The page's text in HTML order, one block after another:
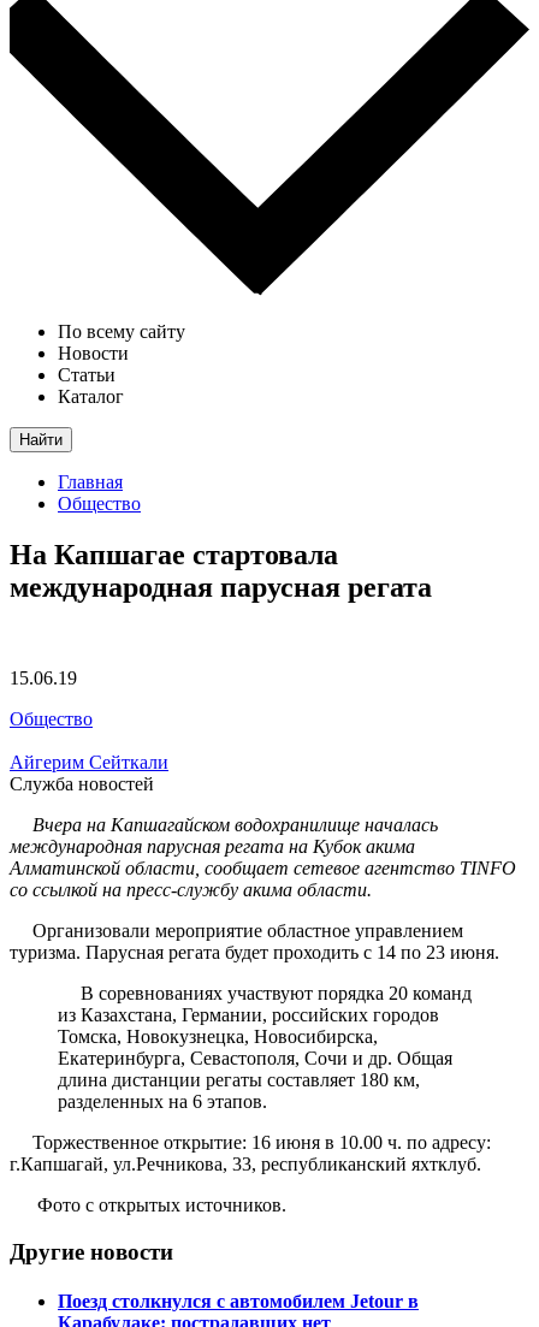
По всему сайту
Новости
Статьи
Каталог
Найти
Главная
Общество
На Капшагае стартовала
международная парусная регата
15.06.19
Общество
Айгерим Сейткали
Служба новостей
Вчера на Капшагайском водохранилище началась
международная парусная регата на Кубок акима
Алматинской области, сообщает сетевое агентство TINFO
со ссылкой на пресс-службу акима области.
Организовали мероприятие областное управлением
туризма. Парусная регата будет проходить с 14 по 23 июня.
В соревнованиях участвуют порядка 20 команд
из Казахстана, Германии, российских городов
Томска, Новокузнецка, Новосибирска,
Екатеринбурга, Севастополя, Сочи и др. Общая
длина дистанции регаты составляет 180 км,
разделенных на 6 этапов.
Торжественное открытие: 16 июня в 10.00 ч. по адресу:
г.Капшагай, ул.Речникова, 33, республиканский яхтклуб.
Фото с открытых источников.
Другие новости
Поезд столкнулся с автомобилем Jetour в